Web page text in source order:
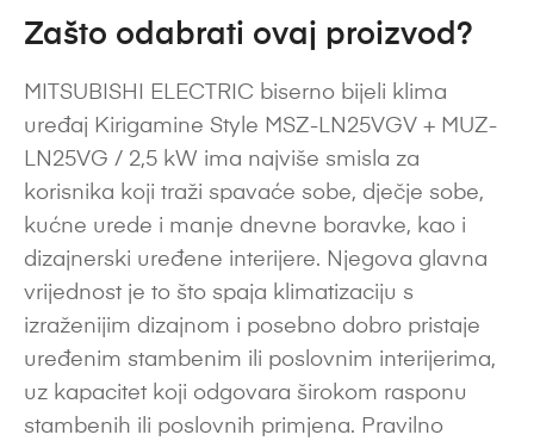
Zašto odabrati ovaj proizvod?
MITSUBISHI ELECTRIC biserno bijeli klima
uređaj Kirigamine Style MSZ-LN25VGV + MUZ-
LN25VG / 2,5 kW ima najviše smisla za
korisnika koji traži spavaće sobe, dječje sobe,
kućne urede i manje dnevne boravke, kao i
dizajnerski uređene interijere. Njegova glavna
vrijednost je to što spaja klimatizaciju s
izraženijim dizajnom i posebno dobro pristaje
uređenim stambenim ili poslovnim interijerima,
uz kapacitet koji odgovara širokom rasponu
stambenih ili poslovnih primjena. Pravilno